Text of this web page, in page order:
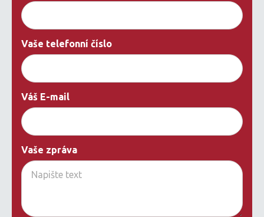
Vaše telefonní číslo
Váš E-mail
Vaše zpráva